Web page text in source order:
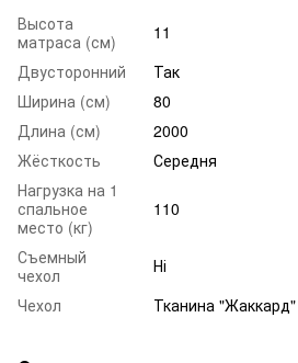
Высота
матраса (см)
11
Двусторонний
Так
Ширина (см)
80
Длина (см)
2000
Жёсткость
Середня
Нагрузка на 1
спальное
место (кг)
110
Съемный
чехол
Ні
Чехол
Тканина "Жаккард"